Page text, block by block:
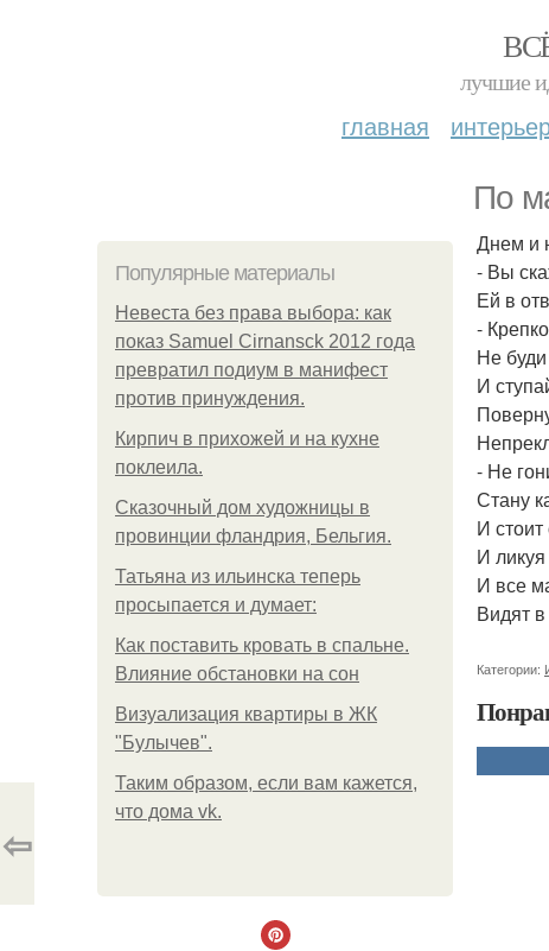
лучшие
главная
По
Популярные материалы
Невеста без права выбора: как
показ Samuel Cirnansck 2012 года
превратил подиум в манифест
против принуждения.
Кирпич в прихожей и на кухне
поклеила.
Сказочный дом художницы в
провинции фландрия, Бельгия.
Татьяна из ильинска теперь
просыпается и думает:
Как поставить кровать в спальне.
Влияние обстановки на сон
Визуализация квартиры в ЖК
"Булычев".
Таким образом, если вам кажется,
что дома vk.
Днем и
- Вы
Ей в
-
Не
И
- Не
Стану
И
И
И все
Видят
Категории:
⇦